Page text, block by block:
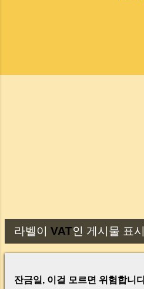
글
라벨이 VAT인 게시물 표시
잔금일, 이걸 모르면 위험합니